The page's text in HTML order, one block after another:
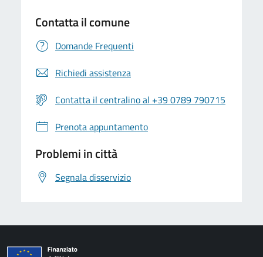
Contatta il comune
Domande Frequenti
Richiedi assistenza
Contatta il centralino al +39 0789 790715
Prenota appuntamento
Problemi in città
Segnala disservizio